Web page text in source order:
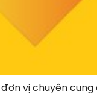
đơn vị chuyên